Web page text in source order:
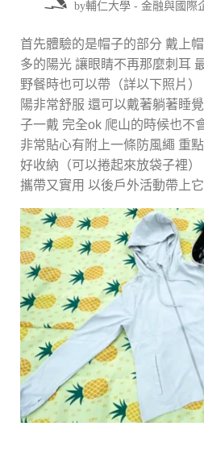
by輔仁大學 - 金融與國際
首先體驗的是帽子的部分 戴上
多的陽光 讓眼睛不再那麼刺耳
野餐時也可以帶（詳以下照片
陽非常舒服 還可以戴著躺著睡
子一戴 完全ok 爬山的時候也不
非常貼心有附上一條防風繩 重
好收納（可以捲起來放袋子裡
攜帶又實用 以後戶外活動帶上它